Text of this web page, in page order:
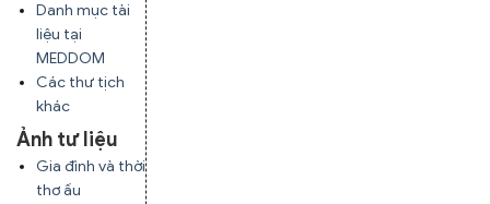
Danh mục tài
liệu tại
MEDDOM
Các thư tịch
khác
Ảnh tư liệu
Gia đình và thời
thơ ấu